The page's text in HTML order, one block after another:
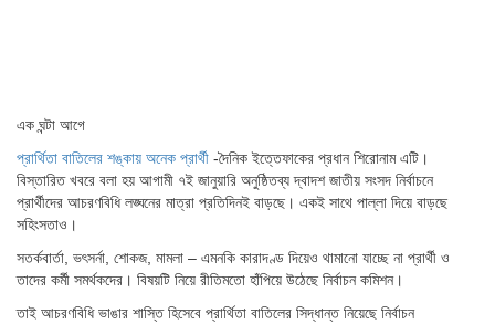
এক ঘন্টা আগে
প্রার্থিতা বাতিলের শঙ্কায় অনেক প্রার্থী -দৈনিক ইত্তেফাকের প্রধান শিরোনাম এটি।
বিস্তারিত খবরে বলা হয় আগামী ৭ই জানুয়ারি অনুষ্ঠিতব্য দ্বাদশ জাতীয় সংসদ নির্বাচনে
প্রার্থীদের আচরণবিধি লঙ্ঘনের মাত্রা প্রতিদিনই বাড়ছে। একই সাথে পাল্লা দিয়ে বাড়ছে
সহিংসতাও।
সতর্কবার্তা, ভৎসর্না, শোকজ, মামলা – এমনকি কারাদণ্ড দিয়েও থামানো যাচ্ছে না প্রার্থী ও
তাদের কর্মী সমর্থকদের। বিষয়টি নিয়ে রীতিমতো হাঁপিয়ে উঠেছে নির্বাচন কমিশন।
তাই আচরণবিধি ভাঙার শাস্তি হিসেবে প্রার্থিতা বাতিলের সিদ্ধান্ত নিয়েছে নির্বাচন